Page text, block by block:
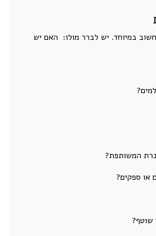
במיוחד. יש לברר מולו: האם יש
המשותפת?
או ספקים?
שוטף?